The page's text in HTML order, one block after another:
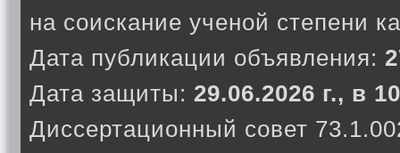
на соискание ученой степени
Дата публикации объявления:
Дата защиты: 29.06.2026 г., в
Диссертационный совет